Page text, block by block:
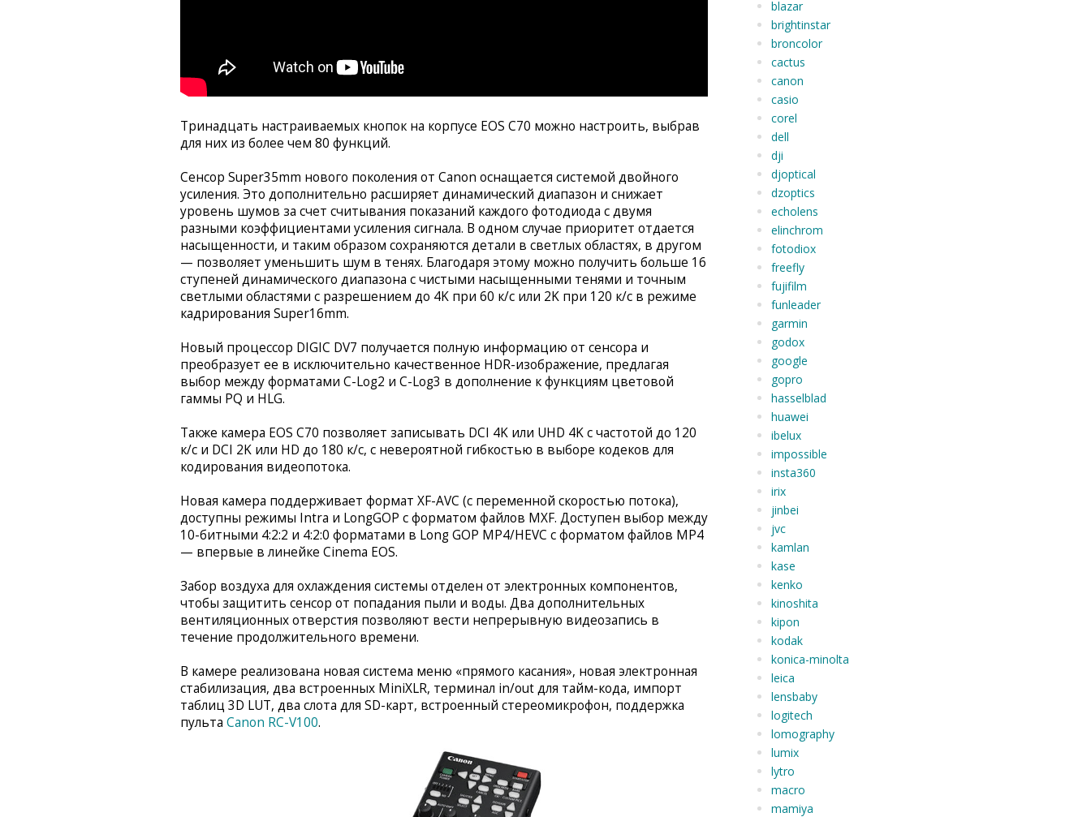
Тринадцать настраиваемых кнопок на корпусе EOS С70 можно настроить, выбрав
для них из более чем 80 функций.
Сенсор Super35mm нового поколения от Canon оснащается системой двойного
усиления. Это дополнительно расширяет динамический диапазон и снижает
уровень шумов за счет считывания показаний каждого фотодиода с двумя
разными коэффициентами усиления сигнала. В одном случае приоритет отдается
насыщенности, и таким образом сохраняются детали в светлых областях, в другом
— позволяет уменьшить шум в тенях. Благодаря этому можно получить больше 16
ступеней динамического диапазона с чистыми насыщенными тенями и точным
светлыми областями с разрешением до 4K при 60 к/с или 2K при 120 к/с в режиме
кадрирования Super16mm.
Новый процессор DIGIC DV7 получается полную информацию от сенсора и
преобразует ее в исключительно качественное HDR-изображение, предлагая
выбор между форматами C-Log2 и С-Log3 в дополнение к функциям цветовой
гаммы PQ и HLG.
Также камера EOS C70 позволяет записывать DCI 4K или UHD 4K с частотой до 120
к/с и DCI 2K или HD до 180 к/с, с невероятной гибкостью в выборе кодеков для
кодирования видеопотока.
Новая камера поддерживает формат XF-AVC (с переменной скоростью потока),
доступны режимы Intra и LongGOP с форматом файлов MXF. Доступен выбор между
10-битными 4:2:2 и 4:2:0 форматами в Long GOP MP4/HEVC с форматом файлов MP4
— впервые в линейке Cinema EOS.
Забор воздуха для охлаждения системы отделен от электронных компонентов,
чтобы защитить сенсор от попадания пыли и воды. Два дополнительных
вентиляционных отверстия позволяют вести непрерывную видеозапись в
течение продолжительного времени.
В камере реализована новая система меню «прямого касания», новая электронная
стабилизация, два встроенных MiniXLR, терминал in/out для тайм-кода, импорт
таблиц 3D LUT, два слота для SD-карт, встроенный стереомикрофон, поддержка
пульта Canon RC-V100.
blazar
brightinstar
broncolor
cactus
canon
casio
corel
dell
dji
djoptical
dzoptics
echolens
elinchrom
fotodiox
freefly
fujifilm
funleader
garmin
godox
google
gopro
hasselblad
huawei
ibelux
impossible
insta360
irix
jinbei
jvc
kamlan
kase
kenko
kinoshita
kipon
kodak
konica-minolta
leica
lensbaby
logitech
lomography
lumix
lytro
macro
mamiya